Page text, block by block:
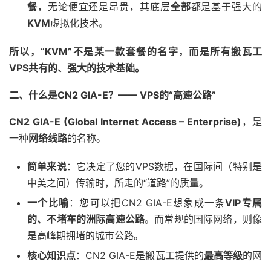
餐，无论便宜还是昂贵，其底层全部都是基于强大的
KVM虚拟化技术。
所以，“KVM”不是某一款套餐的名字，而是所有搬瓦工
VPS共有的、强大的技术基础。
二、什么是CN2 GIA-E？—— VPS的“高速公路”
CN2 GIA-E (Global Internet Access – Enterprise) ，是
一种 网络线路的名称。
简单来说：它决定了您的VPS数据，在国际间（特别是
中美之间）传输时，所走的“道路”的质量。
一个比喻：您可以把CN2 GIA-E想象成一条VIP专属
的、不堵车的洲际高速公路。而常规的国际网络，则像
是高峰期拥堵的城市公路。
核心知识点：CN2 GIA-E是搬瓦工提供的最高等级的网